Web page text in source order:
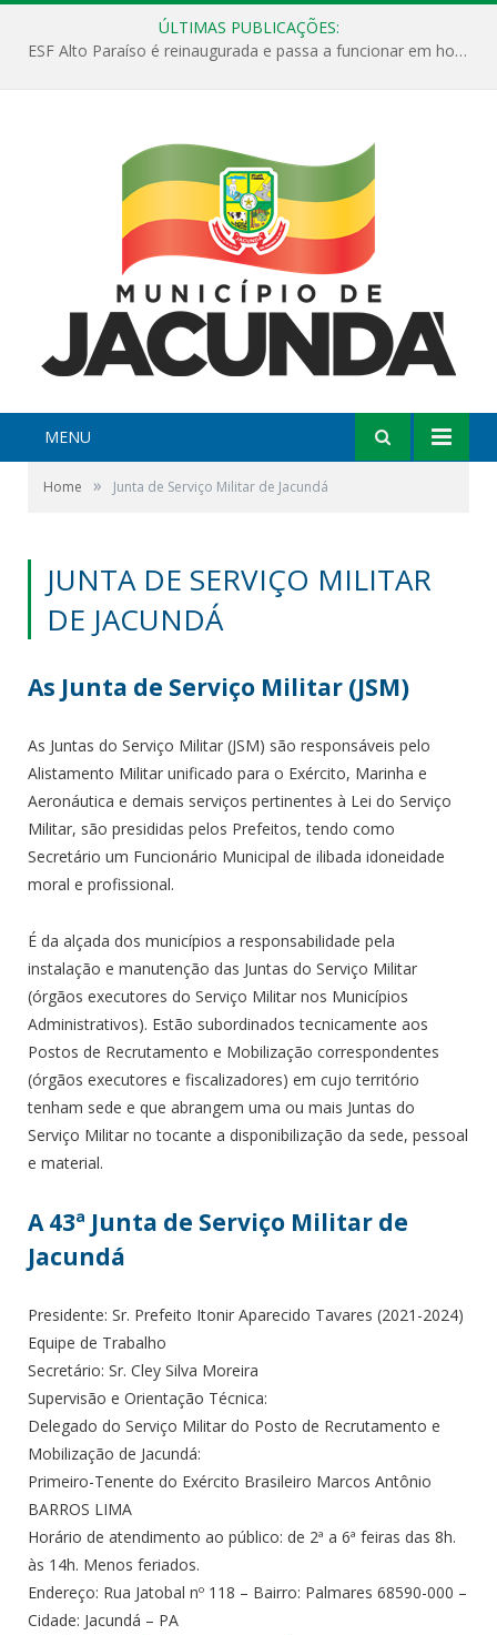
ÚLTIMAS PUBLICAÇÕES:
ESF Alto Paraíso é reinaugurada e passa a funcionar em horário estendido
MENU
Home » Junta de Serviço Militar de Jacundá
JUNTA DE SERVIÇO MILITAR
DE JACUNDÁ
As Junta de Serviço Militar (JSM)
As Juntas do Serviço Militar (JSM) são responsáveis pelo
Alistamento Militar unificado para o Exército, Marinha e
Aeronáutica e demais serviços pertinentes à Lei do Serviço
Militar, são presididas pelos Prefeitos, tendo como
Secretário um Funcionário Municipal de ilibada idoneidade
moral e profissional.
É da alçada dos municípios a responsabilidade pela
instalação e manutenção das Juntas do Serviço Militar
(órgãos executores do Serviço Militar nos Municípios
Administrativos). Estão subordinados tecnicamente aos
Postos de Recrutamento e Mobilização correspondentes
(órgãos executores e fiscalizadores) em cujo território
tenham sede e que abrangem uma ou mais Juntas do
Serviço Militar no tocante a disponibilização da sede, pessoal
e material.
A 43ª Junta de Serviço Militar de
Jacundá
Presidente: Sr. Prefeito Itonir Aparecido Tavares (2021-2024)
Equipe de Trabalho
Secretário: Sr. Cley Silva Moreira
Supervisão e Orientação Técnica:
Delegado do Serviço Militar do Posto de Recrutamento e
Mobilização de Jacundá:
Primeiro-Tenente do Exército Brasileiro Marcos Antônio
BARROS LIMA
Horário de atendimento ao público: de 2ª a 6ª feiras das 8h.
às 14h. Menos feriados.
Endereço: Rua Jatobal nº 118 – Bairro: Palmares 68590-000 –
Cidade: Jacundá – PA